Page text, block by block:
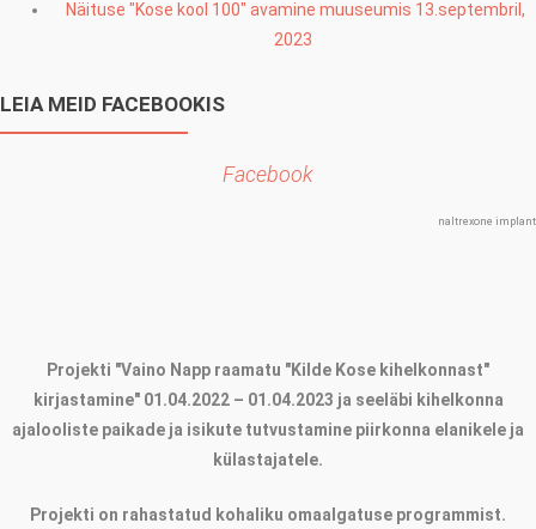
Näituse "Kose kool 100" avamine muuseumis 13.septembril,
2023
LEIA MEID FACEBOOKIS
Facebook
naltrexone implant
Projekti "Vaino Napp raamatu "Kilde Kose kihelkonnast"
kirjastamine" 01.04.2022 – 01.04.2023 ja seeläbi kihelkonna
ajalooliste paikade ja isikute tutvustamine piirkonna elanikele ja
külastajatele.
Projekti on rahastatud kohaliku omaalgatuse programmist.